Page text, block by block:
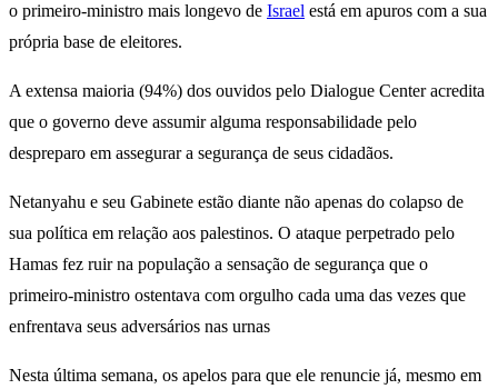
o primeiro-ministro mais longevo de Israel está em apuros com a sua
própria base de eleitores.
A extensa maioria (94%) dos ouvidos pelo Dialogue Center acredita
que o governo deve assumir alguma responsabilidade pelo
despreparo em assegurar a segurança de seus cidadãos.
Netanyahu e seu Gabinete estão diante não apenas do colapso de
sua política em relação aos palestinos. O ataque perpetrado pelo
Hamas fez ruir na população a sensação de segurança que o
primeiro-ministro ostentava com orgulho cada uma das vezes que
enfrentava seus adversários nas urnas
Nesta última semana, os apelos para que ele renuncie já, mesmo em